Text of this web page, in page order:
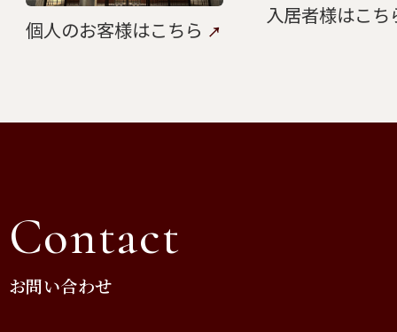
個人のお客様はこちら
入居者様はこち
Contact
お問い合わせ